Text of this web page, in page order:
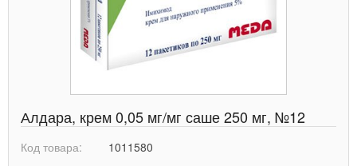
Алдара, крем 0,05 мг/мг саше 250 мг, №12
Код товара:
1011580